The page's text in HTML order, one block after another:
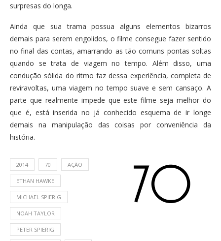
surpresas do longa.
Ainda que sua trama possua alguns elementos bizarros
demais para serem engolidos, o filme consegue fazer sentido
no final das contas, amarrando as tão comuns pontas soltas
quando se trata de viagem no tempo. Além disso, uma
condução sólida do ritmo faz dessa experiência, completa de
reviravoltas, uma viagem no tempo suave e sem cansaço. A
parte que realmente impede que este filme seja melhor do
que é, está inserida no já conhecido esquema de ir longe
demais na manipulação das coisas por conveniência da
história.
2014 70 AÇÃO
ETHAN HAWKE
MICHAEL SPIERIG
NOAH TAYLOR
PETER SPIERIG